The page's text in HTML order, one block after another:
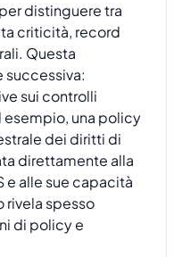
distinguere tra
criticità, record
Questa
successiva:
sui controlli
una policy
dei diritti di
direttamente alla
e alle sue capacità
rivela spesso
di policy e